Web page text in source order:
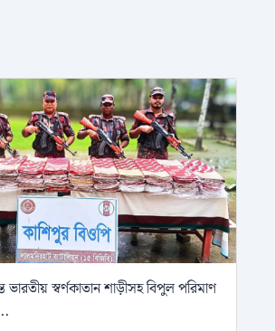
ভারতীয় স্বর্ণকাতান শাড়ীসহ বিপুল পরিমাণ